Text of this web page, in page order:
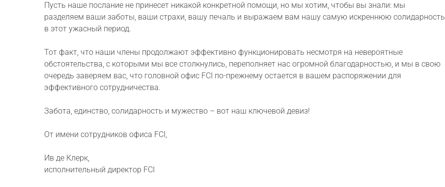
Пусть наше послание не принесет никакой конкретной помощи, но мы хотим, чтобы вы знали: мы
разделяем ваши заботы, ваши страхи, вашу печаль и выражаем вам нашу самую искреннюю солидарность
в этот ужасный период.
Тот факт, что наши члены продолжают эффективно функционировать несмотря на невероятные
обстоятельства, с которыми мы все столкнулись, переполняет нас огромной благодарностью, и мы в свою
очередь заверяем вас, что головной офис FCI по-прежнему остается в вашем распоряжении для
эффективного сотрудничества.
Забота, единство, солидарность и мужество – вот наш ключевой девиз!
От имени сотрудников офиса FCI,
Ив де Клерк,
исполнительный директор FCI